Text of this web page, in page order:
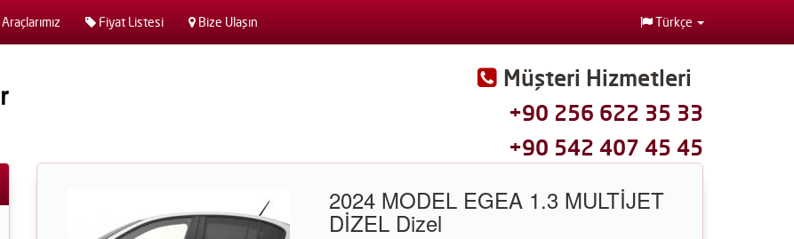
Araçlarımız Fiyat Listesi Bize Ulaşın Türkçe
Müşteri Hizmetleri
+90 256 622 35 33
+90 542 407 45 45
2024 MODEL EGEA 1.3 MULTİJET
DİZEL Dizel